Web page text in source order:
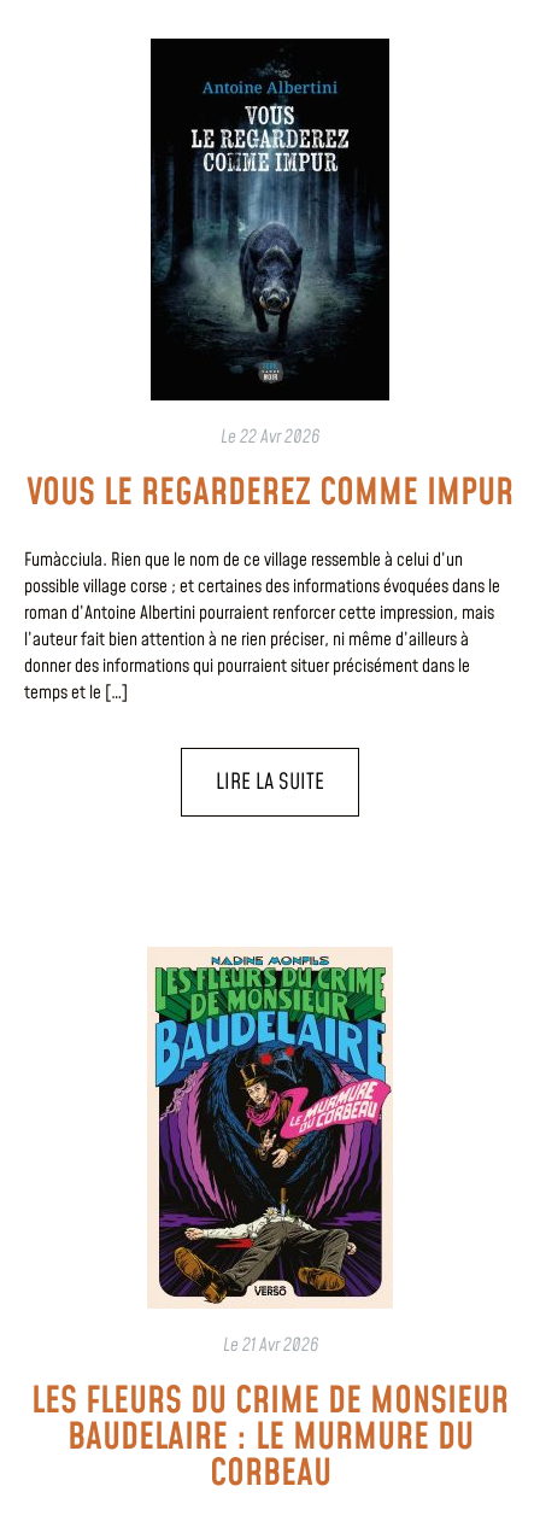
Le22 Avr 2026
VOUS LE REGARDEREZ COMME IMPUR
Fumàcciula. Rien que le nom de ce village ressemble à celui d’un
possible village corse ; et certaines des informations évoquées dans le
roman d’Antoine Albertini pourraient renforcer cette impression, mais
l’auteur fait bien attention à ne rien préciser, ni même d’ailleurs à
donner des informations qui pourraient situer précisément dans le
temps et le […]
LIRE LA SUITE
Le21 Avr 2026
LES FLEURS DU CRIME DE MONSIEUR
BAUDELAIRE : LE MURMURE DU
CORBEAU